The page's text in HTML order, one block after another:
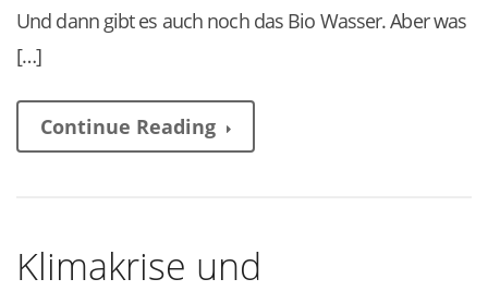
Und dann gibt es auch noch das Bio Wasser. Aber was
[…]
Continue Reading
Klimakrise und